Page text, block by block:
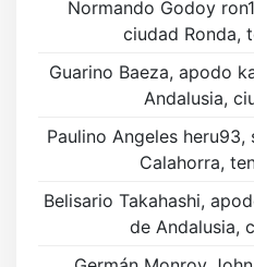
ó
n
e
Normando Godoy
ciudad Ronda,
Guarino Baeza, apodo
Andalusia,
Paulino Angeles
Calahorra,
Belisario Takahashi,
de Andalusia,